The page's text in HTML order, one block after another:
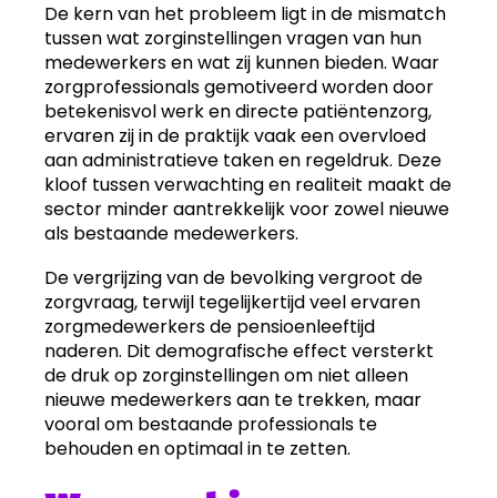
De kern van het probleem ligt in de mismatch
tussen wat zorginstellingen vragen van hun
medewerkers en wat zij kunnen bieden. Waar
zorgprofessionals gemotiveerd worden door
betekenisvol werk en directe patiëntenzorg,
ervaren zij in de praktijk vaak een overvloed
aan administratieve taken en regeldruk. Deze
kloof tussen verwachting en realiteit maakt de
sector minder aantrekkelijk voor zowel nieuwe
als bestaande medewerkers.
De vergrijzing van de bevolking vergroot de
zorgvraag, terwijl tegelijkertijd veel ervaren
zorgmedewerkers de pensioenleeftijd
naderen. Dit demografische effect versterkt
de druk op zorginstellingen om niet alleen
nieuwe medewerkers aan te trekken, maar
vooral om bestaande professionals te
behouden en optimaal in te zetten.